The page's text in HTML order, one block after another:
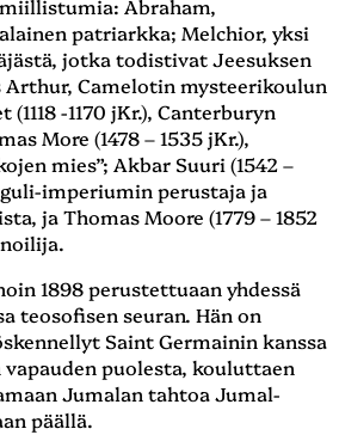
Abraham,
patriarkka; Melchior, yksi
jotka todistivat Jeesuksen
Arthur, Camelotin mysteerikoulun
-1170 jKr.), Canterburyn
More (1478 – 1535 jKr.),
mies”; Akbar Suuri (1542 –
imperiumin perustaja ja
ja Thomas Moore (1779 – 1852
1898 perustettuaan yhdessä
teosofisen seuran. Hän on
Saint Germainin kanssa
puolesta, kouluttaen
Jumalan tahtoa Jumal-
päällä.